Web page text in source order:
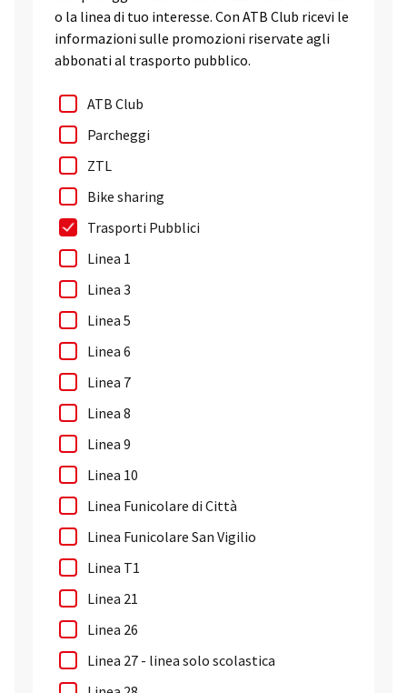
o la linea di tuo interesse. Con ATB Club ricevi le
informazioni sulle promozioni riservate agli
abbonati al trasporto pubblico.
ATB Club
Parcheggi
ZTL
Bike sharing
Trasporti Pubblici
Linea 1
Linea 3
Linea 5
Linea 6
Linea 7
Linea 8
Linea 9
Linea 10
Linea Funicolare di Città
Linea Funicolare San Vigilio
Linea T1
Linea 21
Linea 26
Linea 27 - linea solo scolastica